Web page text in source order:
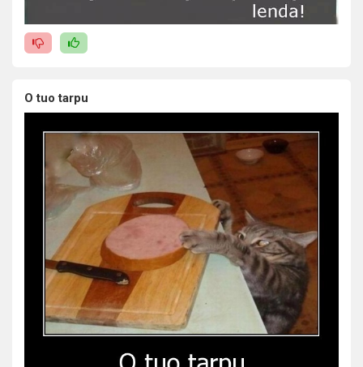
O tuo tarpu